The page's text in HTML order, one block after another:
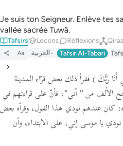
Je suis ton Seigneur. Enlève tes
vallée sacrée Tuwâ.
Tafsirs Leçons Réflexions
Aa العربية Tafsir Al-Tabari
أَنَا رَبُّكَ ) فقرأ ذلك بعض قرّاء المدينة
الألف من " أني"، فأنّ على قراءتهم في
كان عندهم نودي هذا القول، وقرأه بعض
نودي يا موسى إني، على الابتداء، وأن